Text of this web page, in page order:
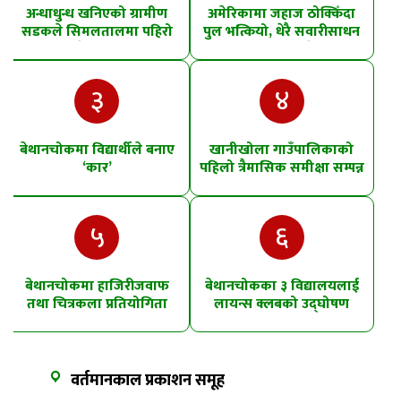
अन्धाधुन्ध खनिएको ग्रामीण
सडकले सिमलतालमा पहिरो
खसेको शंका
अमेरिकामा जहाज ठोक्किँदा
पुल भत्कियो, धेरै सवारीसाधन
पानीमा खसे
३
बेथानचोकमा विद्यार्थीले बनाए
‘कार’
४
खानीखोला गाउँपालिकाको
पहिलो त्रैमासिक समीक्षा सम्पन्न
५
बेथानचोकमा हाजिरीजवाफ
तथा चित्रकला प्रतियोगिता
६
बेथानचोकका ३ विद्यालयलाई
लायन्स क्लबको उद्घोषण
वर्तमानकाल प्रकाशन समूह